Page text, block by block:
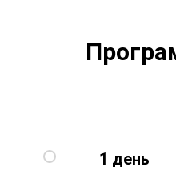
1 день